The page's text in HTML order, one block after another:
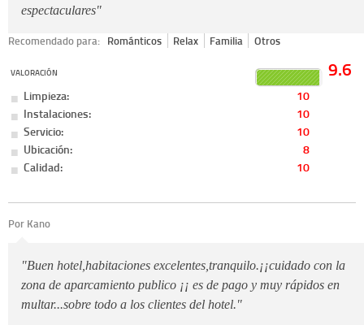
espectaculares"
Recomendado para: Románticos Relax Familia Otros
VALORACIÓN 9.6
Limpieza:
10
Instalaciones:
10
Servicio:
10
Ubicación:
8
Calidad:
10
Por Kano
"Buen hotel,habitaciones excelentes,tranquilo.¡¡cuidado con la
zona de aparcamiento publico ¡¡ es de pago y muy rápidos en
multar...sobre todo a los clientes del hotel."